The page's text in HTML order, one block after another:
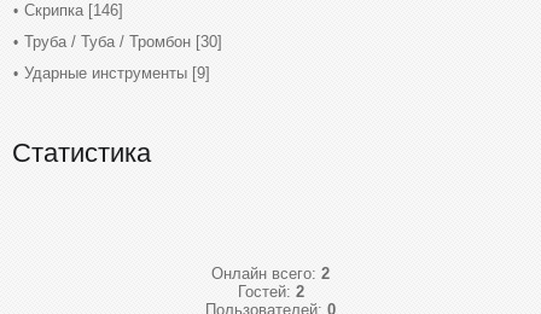
Скрипка [146]
Труба / Туба / Тромбон [30]
Ударные инструменты [9]
Статистика
Онлайн всего: 2
Гостей: 2
Пользователей: 0